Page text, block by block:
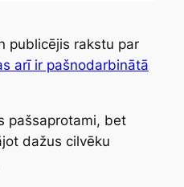
publicējis rakstu par
arī ir pašnodarbinātā
pašsaprotami, bet
dažus cilvēku